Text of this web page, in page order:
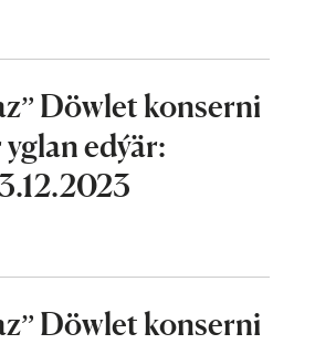
Döwlet konserni
edýär:
Döwlet konserni